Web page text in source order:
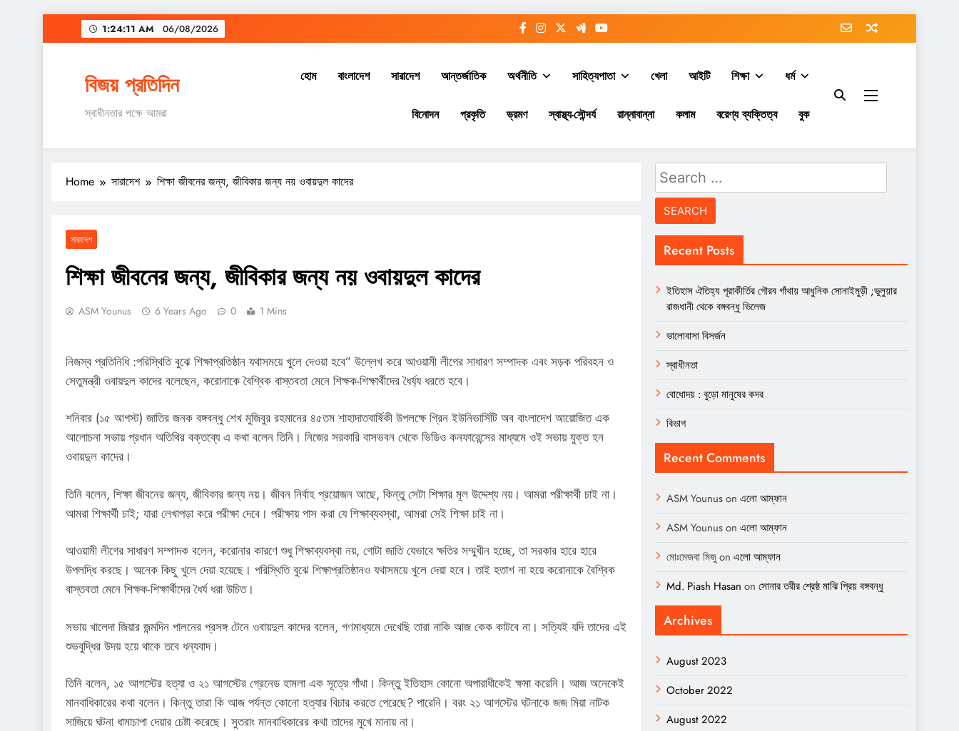
to
1:24:12 AM 06/08/2026
বিজয় প্রতিদিন
স্বাধীনতার পক্ষে আমরা
হোম বাংলাদেশ সারাদেশ আন্তর্জাতিক অর্থনীতি সাহিত্যপাতা খেলা আইটি শিক্ষা ধর্ম
বিনোদন প্রকৃতি ভ্রমণ স্বাস্থ্য-সৌন্দর্য রান্নাবান্না কলাম বরেণ্য ব্যক্তিত্ব বুক
Home সারাদেশ শিক্ষা জীবনের জন্য, জীবিকার জন্য নয় ওবায়দুল কাদের
সারাদেশ
শিক্ষা জীবনের জন্য, জীবিকার জন্য নয় ওবায়দুল কাদের
ASM Younus 6 Years Ago 0 1 Mins
নিজস্ব প্রতিনিধি :পরিস্থিতি বুঝে শিক্ষাপ্রতিষ্ঠান যথাসময়ে খুলে দেওয়া হবে” উল্লেখ করে আওয়ামী লীগের সাধারণ সম্পাদক এবং সড়ক পরিবহন ও
সেতুমন্ত্রী ওবায়দুল কাদের বলেছেন, করোনাকে বৈশ্বিক বাস্তবতা মেনে শিক্ষক-শিক্ষার্থীদের ধৈর্য্য ধরতে হবে।
শনিবার (১৫ আগস্ট) জাতির জনক বঙ্গবন্ধু শেখ মুজিবুর রহমানের ৪৫তম শাহাদাতবার্ষিকী উপলক্ষে গ্রিন ইউনিভার্সিটি অব বাংলাদেশ আয়োজিত এক
আলোচনা সভায় প্রধান অতিথির বক্তব্যে এ কথা বলেন তিনি। নিজের সরকারি বাসভবন থেকে ভিডিও কনফারেন্সের মাধ্যমে ওই সভায় যুক্ত হন
ওবায়দুল কাদের।
তিনি বলেন, শিক্ষা জীবনের জন্য, জীবিকার জন্য নয়। জীবন নির্বাহ প্রয়োজন আছে, কিন্তু সেটা শিক্ষার মূল উদ্দেশ্য নয়। আমরা পরীক্ষার্থী চাই না।
আমরা শিক্ষার্থী চাই; যারা লেখাপড়া করে পরীক্ষা দেবে। পরীক্ষায় পাস করা যে শিক্ষাব্যবস্থা, আমরা সেই শিক্ষা চাই না।
আওয়ামী লীগের সাধারণ সম্পাদক বলেন, করোনার কারণে শুধু শিক্ষাব্যবস্থা নয়, গোটা জাতি যেভাবে ক্ষতির সম্মুখীন হচ্ছে, তা সরকার হারে হারে
উপলদ্ধি করছে। অনেক কিছু খুলে দেয়া হয়েছে। পরিস্থিতি বুঝে শিক্ষাপ্রতিষ্ঠানও যথাসময়ে খুলে দেয়া হবে। তাই হতাশ না হয়ে করোনাকে বৈশ্বিক
বাস্তবতা মেনে শিক্ষক-শিক্ষার্থীদের ধৈর্য ধরা উচিত।
সভায় খালেদা জিয়ার জন্মদিন পালনের প্রসঙ্গ টেনে ওবায়দুল কাদের বলেন, গণমাধ্যমে দেখেছি তারা নাকি আজ কেক কাটবে না। সত্যিই যদি তাদের এই
শুভবুদ্ধির উদয় হয়ে থাকে তবে ধন্যবাদ।
তিনি বলেন, ১৫ আগস্টের হত্যা ও ২১ আগস্টের গ্রেনেড হামলা এক সূত্রে গাঁথা। কিন্তু ইতিহাস কোনো অপারাধীকেই ক্ষমা করেনি। আজ অনেকেই
মানবাধিকারের কথা বলেন। কিন্তু তারা কি আজ পর্যন্ত কোনো হত্যার বিচার করতে পেরেছে? পারেনি। বরং ২১ আগস্টের ঘটনাকে জজ মিয়া নাটক
সাজিয়ে ঘটনা ধামাচাপা দেয়ার চেষ্টা করেছে। সুতরাং মানবাধিকারের কথা তাদের মুখে মানায় না।
Search
for:
Recent Posts
ইতিহাস ঐতিহ্য পূরাকীর্তির গৌরব গাঁথায় আধুনিক সোনাইমুড়ী ;ভুলুয়ার
রাজধানী থেকে বঙ্গবন্ধু ভিলেজ
ভালোবাসা বিসর্জন
স্বাধীনতা
বোধোদয় : বুড়ো মানুষের কদর
বিভাগ
Recent Comments
ASM Younuson এলো আম্ফান
ASM Younuson এলো আম্ফান
মোঃমেজবা মিজুon এলো আম্ফান
Md. Piash Hasan on সোনার তরীর শ্রেষ্ঠ মাঝি প্রিয় বঙ্গবন্ধু
Archives
August 2023
October 2022
August 2022